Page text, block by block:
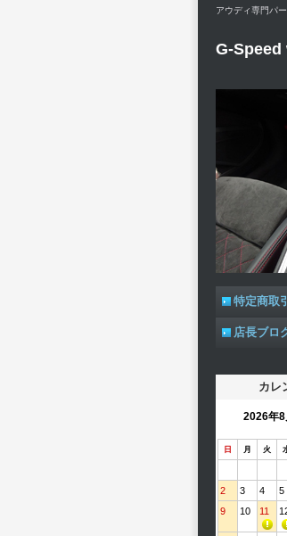
アウディ専門パ
G-
特定商取
店長ブロ
カレ
2026年8
日 月 火
2
3 4 5
9
10 11